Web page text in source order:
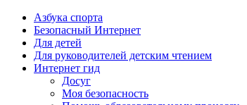
Азбука спорта
Безопасный Интернет
Для детей
Для руководителей детским чтением
Интернет гид
Досуг
Моя безопасность